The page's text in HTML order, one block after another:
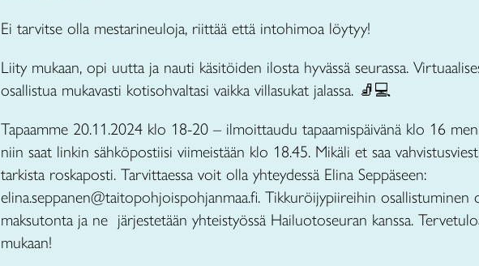
Ei tarvitse olla mestarineuloja, riittää että intohimoa löytyy!
Liity mukaan, opi uutta ja nauti käsitöiden ilosta hyvässä seurassa.
osallistua mukavasti kotisohvaltasi vaikka villasukat jalassa. 🧦💻
Tapaamme 20.11.2024 klo 18-20 – ilmoittaudu tapaamispäivänä klo 16
niin saat linkin sähköpostiisi viimeistään klo 18.45. Mikäli et saa
tarkista roskaposti. Tarvittaessa voit olla yhteydessä Elina Seppäseen:
elina.seppanen@taitopohjoispohjanmaa.fi. Tikkuröijypiireihin osallistuminen
maksutonta ja ne järjestetään yhteistyössä Hailuotoseuran kanssa.
mukaan!